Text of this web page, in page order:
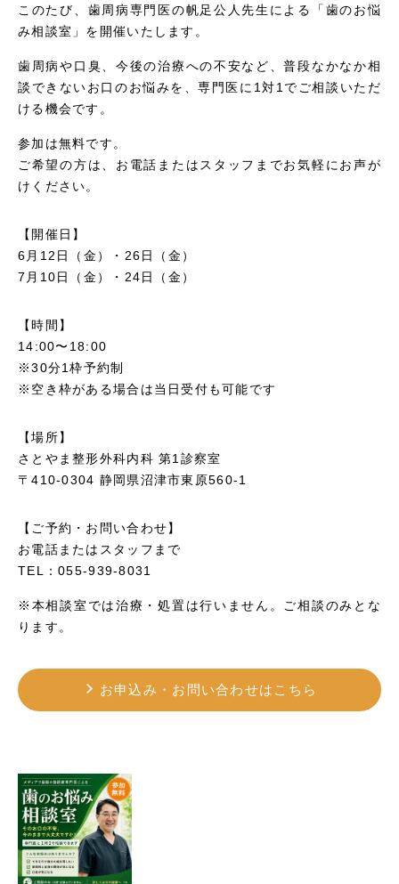
このたび、歯周病専門医の帆足公人先生による「歯のお悩
み相談室」を開催いたします。
歯周病や口臭、今後の治療への不安など、普段なかなか相
談できないお口のお悩みを、専門医に1対1でご相談いただ
ける機会です。
参加は無料です。
ご希望の方は、お電話またはスタッフまでお気軽にお声が
けください。
【開催日】
6月12日（金）・26日（金）
7月10日（金）・24日（金）
【時間】
14:00〜18:00
※30分1枠予約制
※空き枠がある場合は当日受付も可能です
【場所】
さとやま整形外科内科 第1診察室
〒410-0304 静岡県沼津市東原560-1
【ご予約・お問い合わせ】
お電話またはスタッフまで
TEL：055-939-8031
※本相談室では治療・処置は行いません。ご相談のみとな
ります。
お申込み・お問い合わせはこちら